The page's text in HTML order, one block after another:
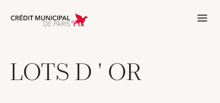
Aller à l'accueil de Crédit Municipal
LOTS D ' OR